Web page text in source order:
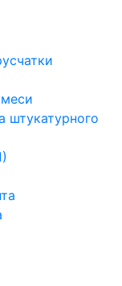
штукатурного